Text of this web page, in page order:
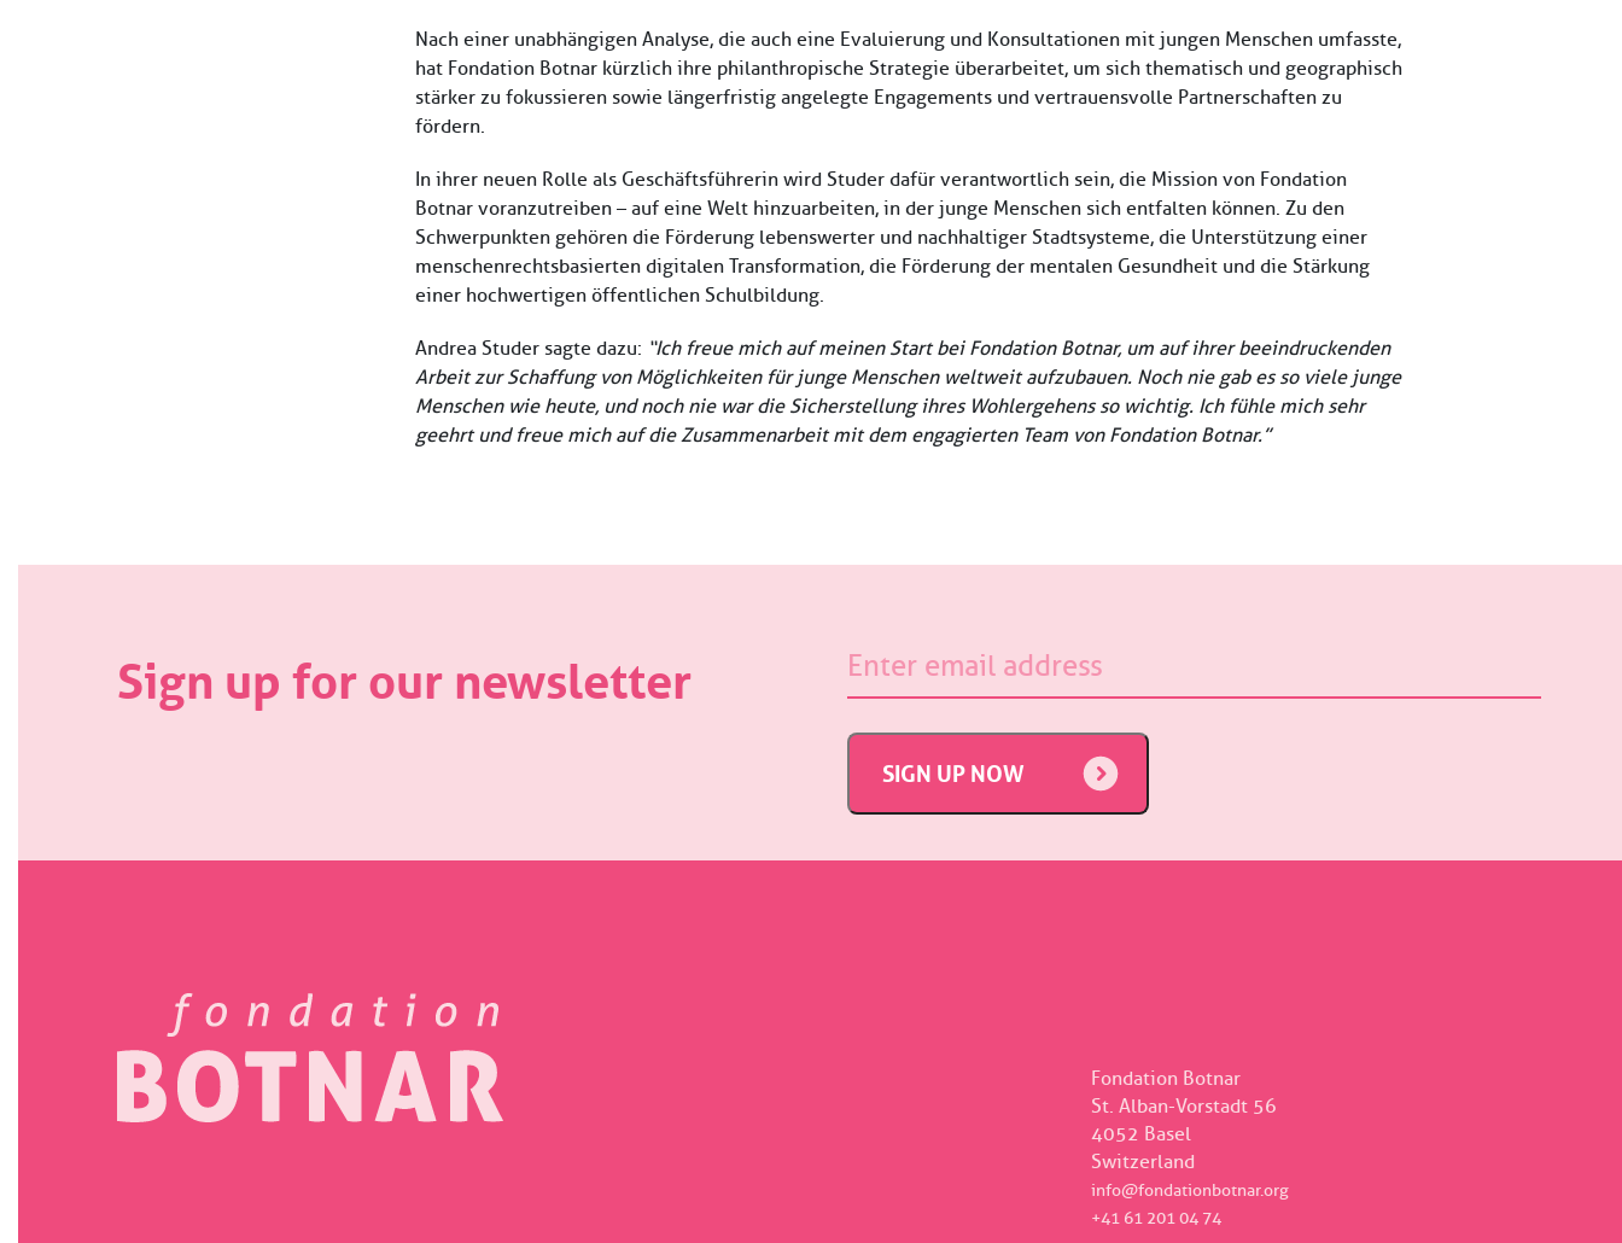
Nach einer unabhängigen Analyse, die auch eine Evaluierung und Konsultationen mit jungen Menschen umfasste,
hat Fondation Botnar kürzlich ihre philanthropische Strategie überarbeitet, um sich thematisch und geographisch
stärker zu fokussieren sowie längerfristig angelegte Engagements und vertrauensvolle Partnerschaften zu
fördern.
In ihrer neuen Rolle als Geschäftsführerin wird Studer dafür verantwortlich sein, die Mission von Fondation
Botnar voranzutreiben – auf eine Welt hinzuarbeiten, in der junge Menschen sich entfalten können. Zu den
Schwerpunkten gehören die Förderung lebenswerter und nachhaltiger Stadtsysteme, die Unterstützung einer
menschenrechtsbasierten digitalen Transformation, die Förderung der mentalen Gesundheit und die Stärkung
einer hochwertigen öffentlichen Schulbildung.
Andrea Studer sagte dazu: “Ich freue mich auf meinen Start bei Fondation Botnar, um auf ihrer beeindruckenden
Arbeit zur Schaffung von Möglichkeiten für junge Menschen weltweit aufzubauen. Noch nie gab es so viele junge
Menschen wie heute, und noch nie war die Sicherstellung ihres Wohlergehens so wichtig. Ich fühle mich sehr
geehrt und freue mich auf die Zusammenarbeit mit dem engagierten Team von Fondation Botnar.”
Sign up for our newsletter
Email
SIGN UP NOW
Fondation Botnar
St. Alban-Vorstadt 56
4052 Basel
Switzerland
info@fondationbotnar.org
+41 61 201 04 74